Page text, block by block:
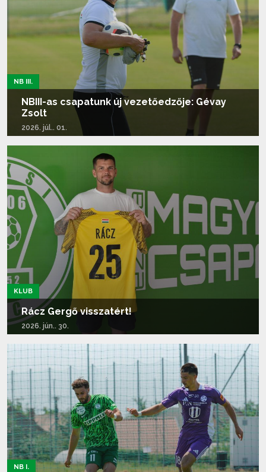
NB III.
NBIII-as csapatunk új vezetőedzője: Gévay
Zsolt
2026. júl.. 01.
Tovább olvasom...
KLUB
Rácz Gergő visszatért!
2026. jún.. 30.
Tovább olvasom...
NB I.